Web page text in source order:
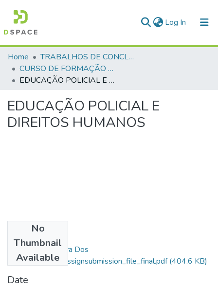
Log In (current)
Communities & Collections
All of DSpace
Home
TRABALHOS DE CONCLUSÃO DE CURSO - CFP (CURSO DE FORMAÇÃO DE PRAÇAS)
CURSO DE FORMAÇÃO DE PRAÇAS - CFP - 2018
EDUCAÇÃO POLICIAL E DIREITOS HUMANOS
EDUCAÇÃO POLICIAL E
DIREITOS HUMANOS
No
Thumbnail
Available
Wellington Ferreira Dos
Santos_14923_assignsubmission_file_final.pdf(404.6 KB)
Date